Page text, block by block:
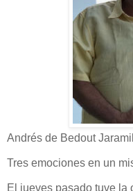
Andrés de Bedout
Tres emociones en un
El jueves pasado tuve la